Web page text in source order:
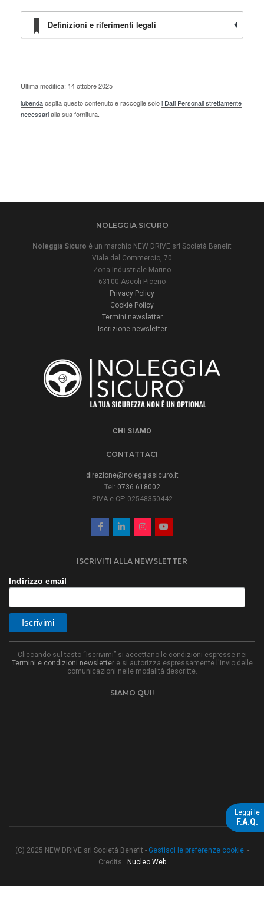
Definizioni e riferimenti legali
Ultima modifica: 14 ottobre 2025
iubendaospita questo contenuto e raccoglie soloi Dati Personali strettamente
necessarialla sua fornitura.
NOLEGGIA SICURO
Noleggia Sicuro è un marchio NEW DRIVE srl Società Benefit
Viale del Commercio, 70
Zona Industriale Marino
63100 Ascoli Piceno
Privacy Policy
Cookie Policy
Termini newsletter
Iscrizione newsletter
CHI SIAMO
CONTATTACI
direzione@noleggiasicuro.it
Tel: 0736.618002
P.IVA e CF: 02548350442
ISCRIVITI ALLA NEWSLETTER
Indirizzo email
Cliccando sul tasto “Iscrivimi” si accettano le condizioni espresse nei
Termini e condizioni newslettere si autorizza espressamente l'invio delle
comunicazioni nelle modalità descritte.
SIAMO QUI!
(C) 2025 NEW DRIVE srl Società Benefit - Gestisci le preferenze cookie -
Credits: Nucleo Web
Leggi le
F.A.Q.